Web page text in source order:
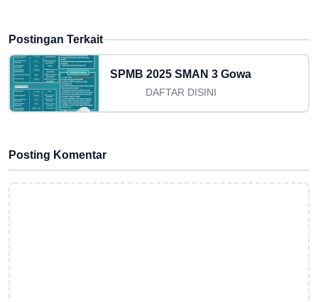
Postingan Terkait
SPMB 2025 SMAN 3 Gowa
DAFTAR DISINI
Posting Komentar